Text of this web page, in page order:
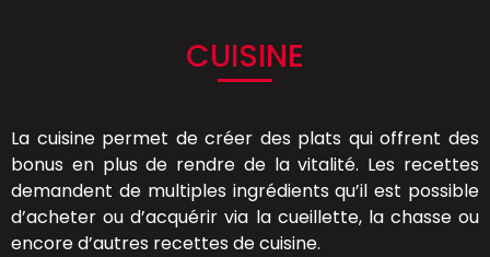
CUISINE
La cuisine permet de créer des plats qui offrent des
bonus en plus de rendre de la vitalité. Les recettes
demandent de multiples ingrédients qu’il est possible
d’acheter ou d’acquérir via la cueillette, la chasse ou
encore d’autres recettes de cuisine.